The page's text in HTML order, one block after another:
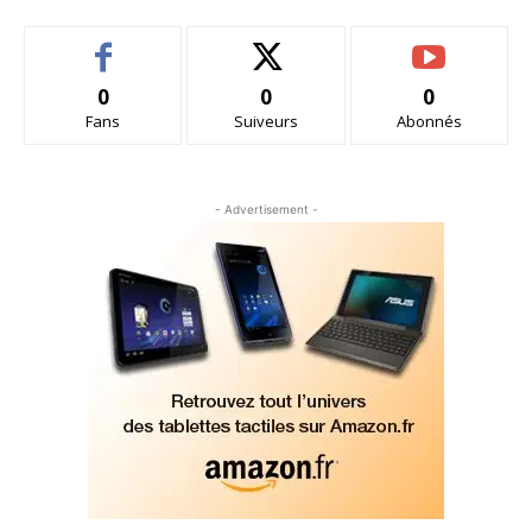
0
Fans
0
Suiveurs
0
Abonnés
- Advertisement -